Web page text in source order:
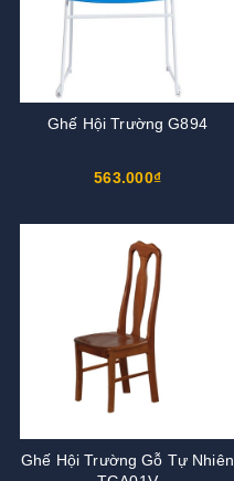
Ghế Hội Trường G894
563.000₫
Ghế Hội Trường Gỗ Tự Nhiên